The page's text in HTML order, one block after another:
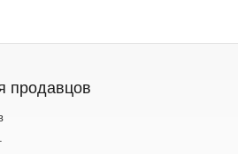
продавцов